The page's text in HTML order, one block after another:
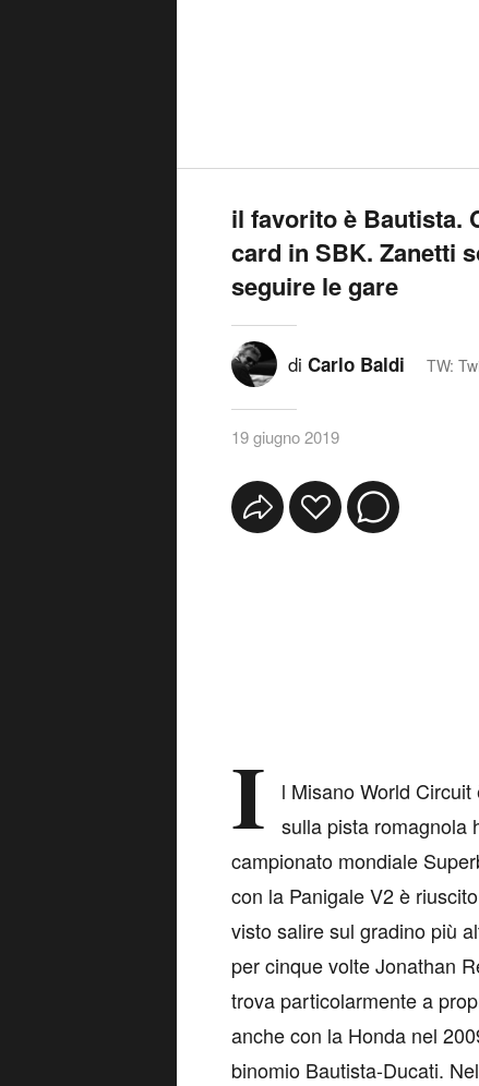
il favorito è Bautista.
card in SBK. Zanetti
seguire le gare
di Carlo Baldi TW:
19 giugno 2019
I
l Misano World
sulla pista romagnola
campionato mondiale
con la Panigale V2 è
visto salire sul gradino più
per cinque volte Jonathan
trova particolarmente a
anche con la Honda nel
binomio Bautista-Ducati.